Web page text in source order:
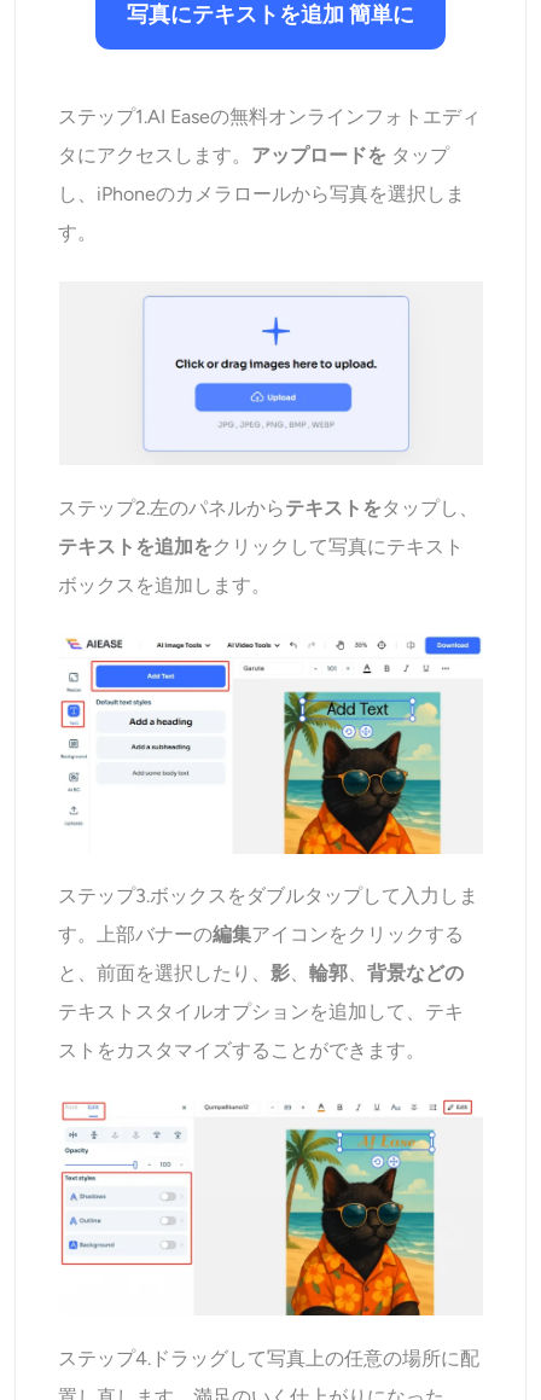
写真にテキストを追加 簡単に
ステップ1.AI Easeの無料オンラインフォトエディ
タにアクセスします。 アップロードを タップ
し、iPhoneのカメラロールから写真を選択しま
す。
ステップ2.左のパネルからテキストをタップし、
テキストを追加をクリックして写真にテキスト
ボックスを追加します。
ステップ3.ボックスをダブルタップして入力しま
す。上部バナーの編集アイコンをクリックする
と、前面を選択したり、影、輪郭、背景などの
テキストスタイルオプションを追加して、テキ
ストをカスタマイズすることができます。
ステップ4.ドラッグして写真上の任意の場所に配